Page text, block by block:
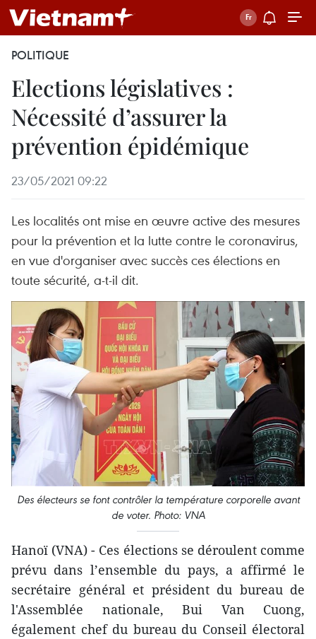
POLITIQUE
Elections législatives :
Nécessité d’assurer la
prévention épidémique
23/05/2021 09:22
Les localités ont mise en œuvre active des mesures
pour la prévention et la lutte contre le coronavirus,
en vue d'organiser avec succès ces élections en
toute sécurité, a-t-il dit.
Des électeurs se font contrôler la température corporelle avant
de voter. Photo: VNA
Hanoï (VNA) - Ces élections se déroulent comme
prévu dans l’ensemble du pays, a affirmé le
secrétaire général et président du bureau de
l'Assemblée nationale, Bui Van Cuong,
également chef du bureau du Conseil électoral